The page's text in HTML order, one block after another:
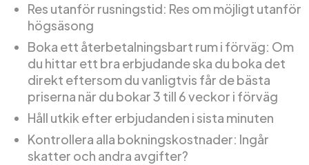
Res utanför rusningstid: Res om möjligt utanför
högsäsong
Boka ett återbetalningsbart rum i förväg: Om
du hittar ett bra erbjudande ska du boka det
direkt eftersom du vanligtvis får de bästa
priserna när du bokar 3 till 6 veckor i förväg
Håll utkik efter erbjudanden i sista minuten
Kontrollera alla bokningskostnader: Ingår
skatter och andra avgifter?